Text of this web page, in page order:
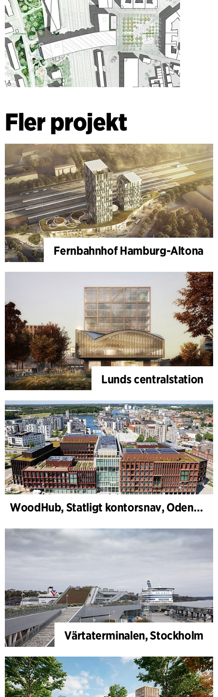
Fler projekt
Fernbahnhof Hamburg-Altona
Lunds centralstation
WoodHub, Statligt kontorsnav, Odense
Värtaterminalen, Stockholm